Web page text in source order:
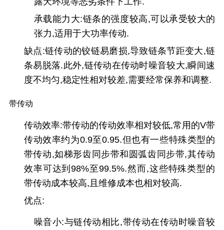
承载能力大:链条的强度较高,可以承受较大的
张力,适用于大功率传动.
缺点:链传动的铰链易磨损,导致链条节距变大,链
条易脱落.此外,链传动在传动时噪音较大,瞬间速
度不均匀,稳定性相对较差,需要经常保养和调整.
带传动
传动效率:带传动的传动效率相对较低,常用的V带
传动效率约为0.9至0.95.但也有一些特殊类型的
带传动,如梯形齿同步带和圆弧齿同步带,其传动
效率可达到98%至99.5%.然而,这些特殊类型的
带传动成本较高,且维修成本也相对较高.
优点:
噪音小:与链传动相比,带传动在传动时噪音较